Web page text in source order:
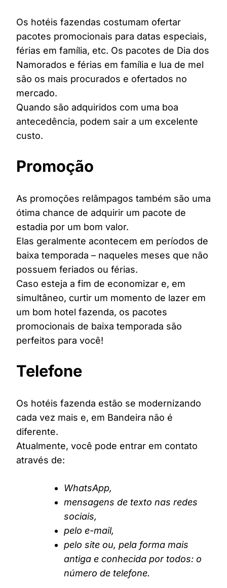
Os hotéis fazendas costumam ofertar
pacotes promocionais para datas especiais,
férias em família, etc. Os pacotes de Dia dos
Namorados e férias em família e lua de mel
são os mais procurados e ofertados no
mercado.
Quando são adquiridos com uma boa
antecedência, podem sair a um excelente
custo.
Promoção
As promoções relâmpagos também são uma
ótima chance de adquirir um pacote de
estadia por um bom valor.
Elas geralmente acontecem em períodos de
baixa temporada – naqueles meses que não
possuem feriados ou férias.
Caso esteja a fim de economizar e, em
simultâneo, curtir um momento de lazer em
um bom hotel fazenda, os pacotes
promocionais de baixa temporada são
perfeitos para você!
Telefone
Os hotéis fazenda estão se modernizando
cada vez mais e, em Bandeira não é
diferente.
Atualmente, você pode entrar em contato
através de:
WhatsApp,
mensagens de texto nas redes
sociais,
pelo e-mail,
pelo site ou, pela forma mais
antiga e conhecida por todos: o
número de telefone.